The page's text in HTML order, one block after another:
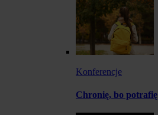
Konferencje
Chronię, bo potrafię